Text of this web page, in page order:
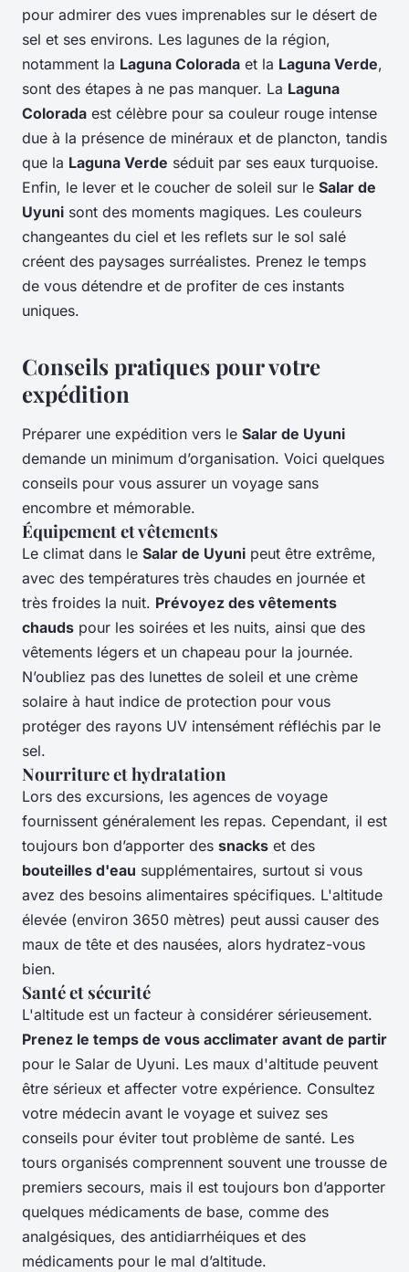
pour admirer des vues imprenables sur le désert de
sel et ses environs. Les lagunes de la région,
notamment la Laguna Colorada et la Laguna Verde,
sont des étapes à ne pas manquer. La Laguna
Colorada est célèbre pour sa couleur rouge intense
due à la présence de minéraux et de plancton, tandis
que la Laguna Verde séduit par ses eaux turquoise.
Enfin, le lever et le coucher de soleil sur le Salar de
Uyuni sont des moments magiques. Les couleurs
changeantes du ciel et les reflets sur le sol salé
créent des paysages surréalistes. Prenez le temps
de vous détendre et de profiter de ces instants
uniques.
Conseils pratiques pour votre
expédition
Préparer une expédition vers le Salar de Uyuni
demande un minimum d’organisation. Voici quelques
conseils pour vous assurer un voyage sans
encombre et mémorable.
Équipement et vêtements
Le climat dans le Salar de Uyuni peut être extrême,
avec des températures très chaudes en journée et
très froides la nuit. Prévoyez des vêtements
chauds pour les soirées et les nuits, ainsi que des
vêtements légers et un chapeau pour la journée.
N’oubliez pas des lunettes de soleil et une crème
solaire à haut indice de protection pour vous
protéger des rayons UV intensément réfléchis par le
sel.
Nourriture et hydratation
Lors des excursions, les agences de voyage
fournissent généralement les repas. Cependant, il est
toujours bon d’apporter des snacks et des
bouteilles d'eau supplémentaires, surtout si vous
avez des besoins alimentaires spécifiques. L'altitude
élevée (environ 3650 mètres) peut aussi causer des
maux de tête et des nausées, alors hydratez-vous
bien.
Santé et sécurité
L'altitude est un facteur à considérer sérieusement.
Prenez le temps de vous acclimater avant de partir
pour le Salar de Uyuni. Les maux d'altitude peuvent
être sérieux et affecter votre expérience. Consultez
votre médecin avant le voyage et suivez ses
conseils pour éviter tout problème de santé. Les
tours organisés comprennent souvent une trousse de
premiers secours, mais il est toujours bon d’apporter
quelques médicaments de base, comme des
analgésiques, des antidiarrhéiques et des
médicaments pour le mal d’altitude.